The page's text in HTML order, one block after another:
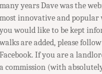
many years Dave was the
most innovative and popular
would like to be kept
walks are added, please
Facebook. If you are a
a commission (with